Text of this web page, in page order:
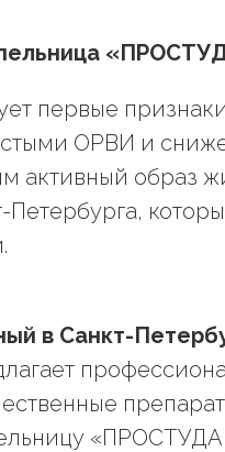
первые
ОРВИ и
активный образ
в Санкт-
«ПРОСТУДА